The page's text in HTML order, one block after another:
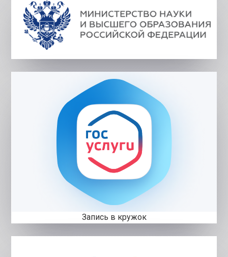
Запись в кружок